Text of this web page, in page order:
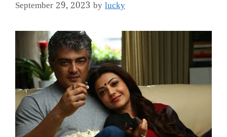
September 29, 2023 by lucky